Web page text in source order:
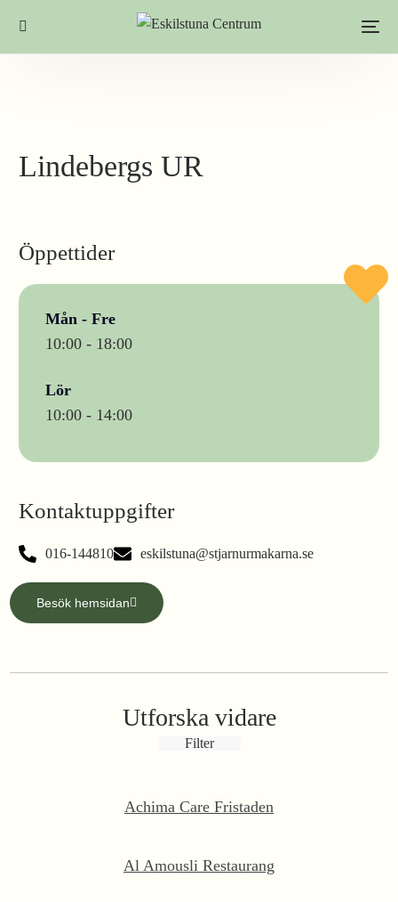
Lindebergs UR
Öppettider
Mån - Fre
10:00 - 18:00
Lör
10:00 - 14:00
Kontaktuppgifter
016-144810 eskilstuna@stjarnurmakarna.se
Besök hemsidan
Utforska vidare
Filter
Achima Care Fristaden
Al Amousli Restaurang